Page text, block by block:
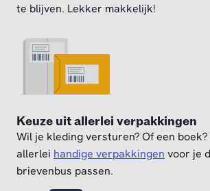
te blijven. Lekker makkelijk!
Keuze uit allerlei verpakkingen
Wil je kleding versturen? Of een boek?
allerlei handige verpakkingen voor je
brievenbus passen.